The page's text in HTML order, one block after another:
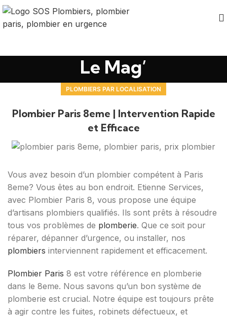
Le Mag’
PLOMBIERS PAR LOCALISATION
Plombier Paris 8eme | Intervention Rapide
et Efficace
Vous avez besoin d’un plombier compétent à Paris
8eme? Vous êtes au bon endroit. Etienne Services,
avec Plombier Paris 8, vous propose une équipe
d’artisans plombiers qualifiés. Ils sont prêts à résoudre
tous vos problèmes de plomberie. Que ce soit pour
réparer, dépanner d’urgence, ou installer, nos
plombiers interviennent rapidement et efficacement.
Plombier Paris 8 est votre référence en plomberie
dans le 8eme. Nous savons qu’un bon système de
plomberie est crucial. Notre équipe est toujours prête
à agir contre les fuites, robinets défectueux, et